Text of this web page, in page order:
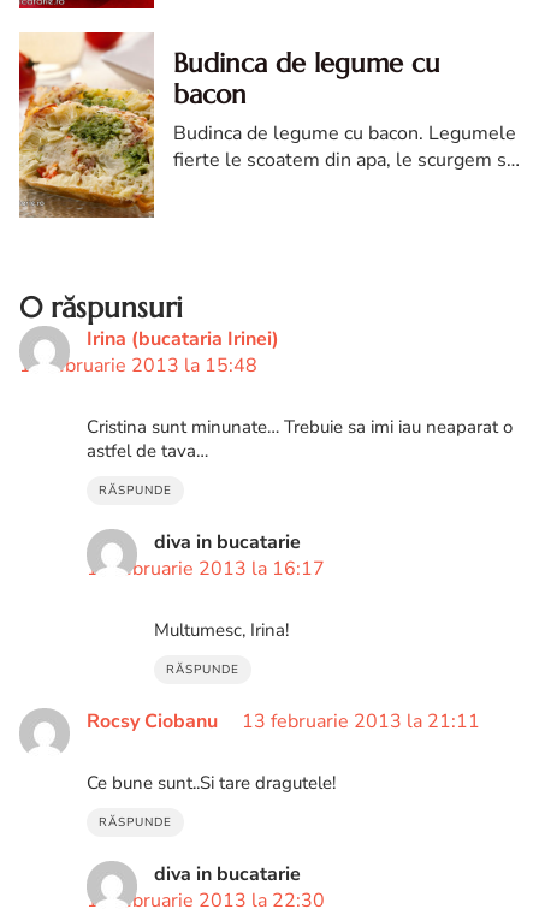
Budinca de legume cu
bacon
Budinca de legume cu bacon. Legumele
fierte le scoatem din apa, le scurgem si
0 răspunsuri
Irina (bucataria Irinei)
13 februarie 2013 la 15:48
Cristina sunt minunate… Trebuie sa imi iau neaparat o
astfel de tava…
RĂSPUNDE
diva in bucatarie
13 februarie 2013 la 16:17
Multumesc, Irina!
RĂSPUNDE
Rocsy Ciobanu 13 februarie 2013 la 21:11
Ce bune sunt..Si tare dragutele!
RĂSPUNDE
diva in bucatarie
13 februarie 2013 la 22:30